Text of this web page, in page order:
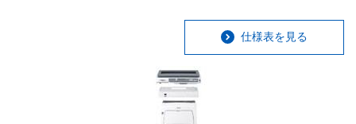
仕様表を見る